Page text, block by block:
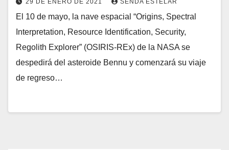
29 DE ENERO DE 2021 SENDA ESTELAR
El 10 de mayo, la nave espacial “Origins, Spectral
Interpretation, Resource Identification, Security,
Regolith Explorer” (OSIRIS-REx) de la NASA se
despedirá del asteroide Bennu y comenzará su viaje
de regreso…